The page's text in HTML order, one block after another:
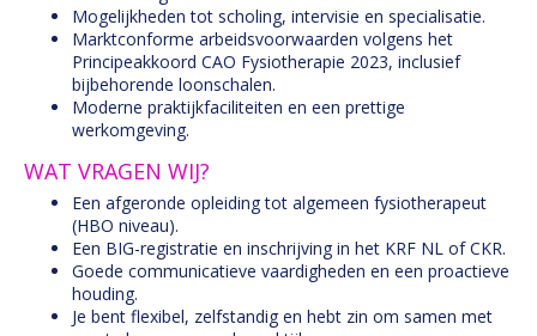
Mogelijkheden tot scholing, intervisie en specialisatie.
Marktconforme arbeidsvoorwaarden volgens het
Principeakkoord CAO Fysiotherapie 2023, inclusief
bijbehorende loonschalen.
Moderne praktijkfaciliteiten en een prettige
werkomgeving.
WAT VRAGEN WIJ?
Een afgeronde opleiding tot algemeen fysiotherapeut
(HBO niveau).
Een BIG-registratie en inschrijving in het KRF NL of CKR.
Goede communicatieve vaardigheden en een proactieve
houding.
Je bent flexibel, zelfstandig en hebt zin om samen met